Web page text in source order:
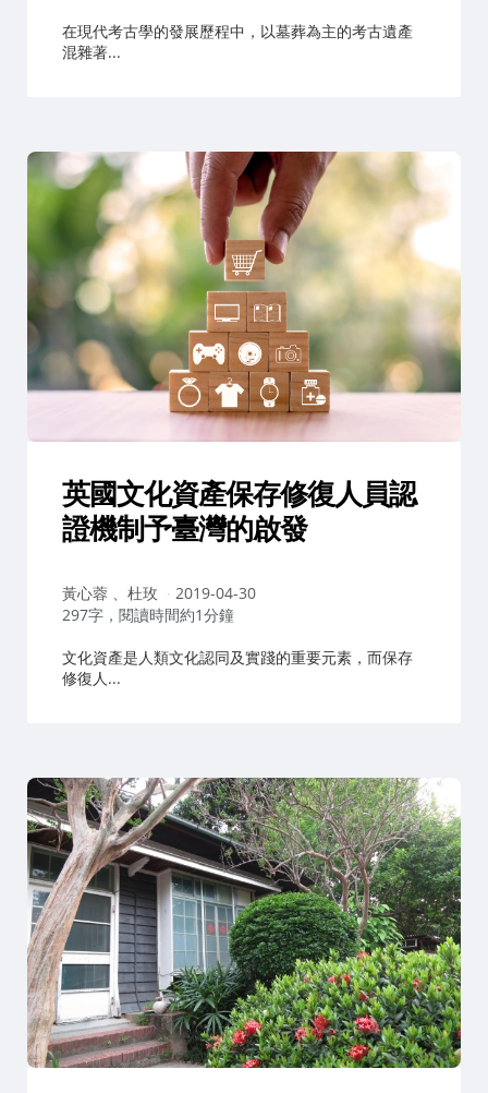
在現代考古學的發展歷程中，以墓葬為主的考古遺產
混雜著...
英國文化資產保存修復人員認
證機制予臺灣的啟發
作
者：
黃心蓉 、杜玫
2019-04-30
297字，閱讀時間約1分鐘
文化資產是人類文化認同及實踐的重要元素，而保存
修復人...